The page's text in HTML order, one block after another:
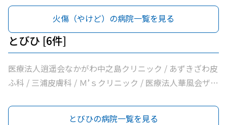
フ科クリニック
火傷（やけど）の病院一覧を見る
とびひ [6件]
医療法人逍遥会なかがわ中之島クリニック / あずきざわ皮
ふ科 / 三浦皮膚科 / Ｍ’ｓクリニック / 医療法人華風会ザ・
フ科クリニック
とびひの病院一覧を見る